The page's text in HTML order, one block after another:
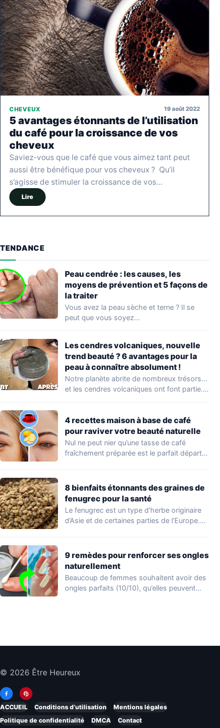
CHEVEUX 19 août 2022
5 avantages étonnants de l’utilisation
du café pour la croissance de vos
cheveux
Saviez-vous que le café que vous aimez tant peut
aussi être bénéfique pour vos cheveux ? Qu’il
s’agisse de stimuler la croissance de vos…
Lire
TENDANCE
Peau cendrée : les causes, les
moyens de prévention et 5 façons de
la traiter
Vous avez la peau sèche et terne ? Il se
peut que vous soyez…
Les cendres volcaniques, nouvelle
trend beauté ? 6 avantages pour la
peau à connaître absolument !
Notre planète abrite de nombreux trésors…
et les cendres volcaniques ont font partie.
4 recettes maison à base de café
pour raviver votre beauté naturelle
Nul ne peut nier qu’une tasse de café
fraîchement préparée est le parfait départ…
8 bienfaits étonnants des graines de
fenugrec pour la santé
Le fenugrec est un type d’herbe originaire
d’Asie et de certaines parties de l’Europe.…
9 remèdes pour renforcer ses ongles
naturellement
Beaucoup de femmes souhaitent avoir des
ongles parfaits (10/10), qu’elles peuvent
© 2026 Être Heureux
ACCUEIL Conditions d’utilisation
Mentions légales
Politique de confidentialité
DMCA Contact